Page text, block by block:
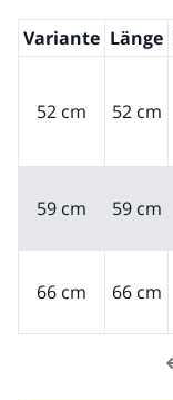
Variante Länge
52 cm 52 cm
59 cm 59 cm
66 cm 66 cm